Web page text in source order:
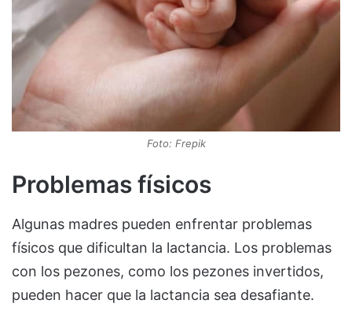
Foto: Frepik
Problemas físicos
Algunas madres pueden enfrentar problemas
físicos que dificultan la lactancia. Los problemas
con los pezones, como los pezones invertidos,
pueden hacer que la lactancia sea desafiante.